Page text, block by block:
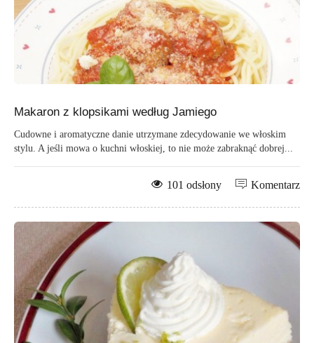
Makaron z klopsikami według Jamiego
Cudowne i aromatyczne danie utrzymane zdecydowanie we włoskim
stylu. A jeśli mowa o kuchni włoskiej, to nie może zabraknąć dobrej...
Komentarz
101 odsłony